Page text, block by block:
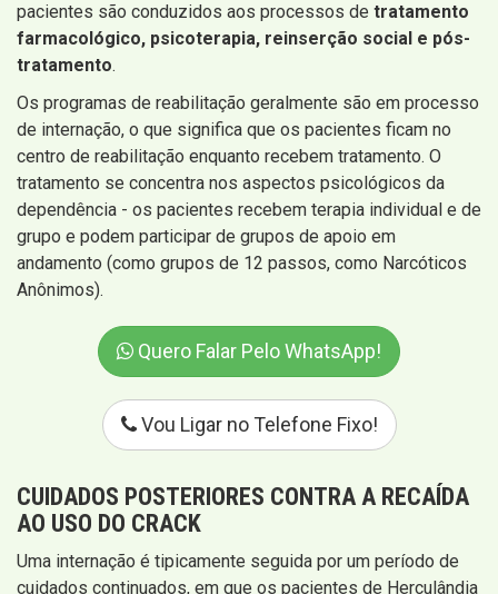
pacientes são conduzidos aos processos de tratamento
farmacológico, psicoterapia, reinserção social e pós-
tratamento.
Os programas de reabilitação geralmente são em processo
de internação, o que significa que os pacientes ficam no
centro de reabilitação enquanto recebem tratamento. O
tratamento se concentra nos aspectos psicológicos da
dependência - os pacientes recebem terapia individual e de
grupo e podem participar de grupos de apoio em
andamento (como grupos de 12 passos, como Narcóticos
Anônimos).
Quero Falar Pelo WhatsApp!
Vou Ligar no Telefone Fixo!
CUIDADOS POSTERIORES CONTRA A RECAÍDA
AO USO DO CRACK
Uma internação é tipicamente seguida por um período de
cuidados continuados, em que os pacientes de Herculândia